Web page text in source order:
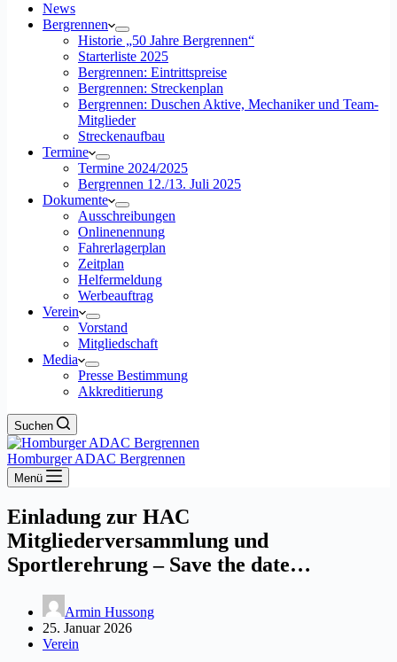
News
Bergrennen
Historie „50 Jahre Bergrennen“
Starterliste 2025
Bergrennen: Eintrittspreise
Bergrennen: Streckenplan
Bergrennen: Duschen Aktive, Mechaniker und Team-
Mitglieder
Streckenaufbau
Termine
Termine 2024/2025
Bergrennen 12./13. Juli 2025
Dokumente
Ausschreibungen
Onlinenennung
Fahrerlagerplan
Zeitplan
Helfermeldung
Werbeauftrag
Verein
Vorstand
Mitgliedschaft
Media
Presse Bestimmung
Akkreditierung
Suchen
Homburger ADAC Bergrennen
Menü
Einladung zur HAC
Mitgliederversammlung und
Sportlerehrung – Save the date…
Armin Hussong
25. Januar 2026
Verein